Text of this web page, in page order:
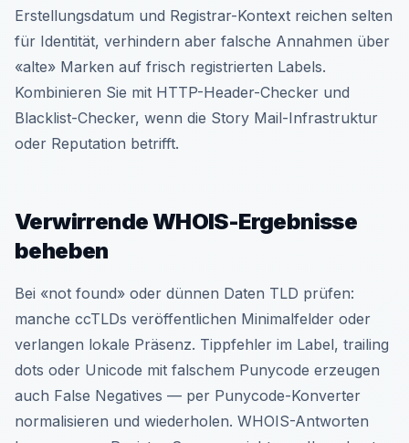
Erstellungsdatum und Registrar-Kontext reichen selten
für Identität, verhindern aber falsche Annahmen über
«alte» Marken auf frisch registrierten Labels.
Kombinieren Sie mit HTTP-Header-Checker und
Blacklist-Checker, wenn die Story Mail-Infrastruktur
oder Reputation betrifft.
Verwirrende WHOIS-Ergebnisse
beheben
Bei «not found» oder dünnen Daten TLD prüfen:
manche ccTLDs veröffentlichen Minimalfelder oder
verlangen lokale Präsenz. Tippfehler im Label, trailing
dots oder Unicode mit falschem Punycode erzeugen
auch False Negatives — per Punycode-Konverter
normalisieren und wiederholen. WHOIS-Antworten